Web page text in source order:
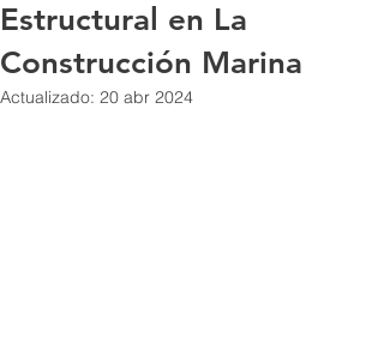
Estructural en La
Construcción Marina
Actualizado: 20 abr 2024